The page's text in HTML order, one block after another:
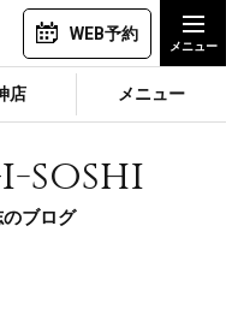
WEB予約
店 メニュー
soshi
ブログ